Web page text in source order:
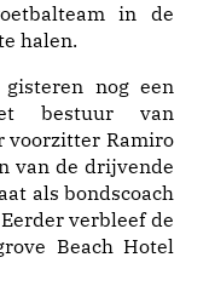
in de
halen.
nog een
bestuur van
voorzitter Ramiro
van de drijvende
als bondscoach
verbleef de
Beach Hotel